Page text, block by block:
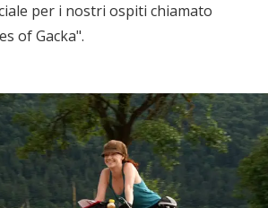
per i nostri ospiti chiamato
of Gacka".